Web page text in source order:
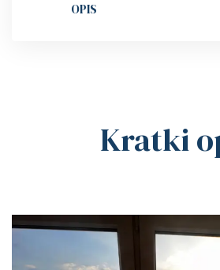
OPIS
Kratki